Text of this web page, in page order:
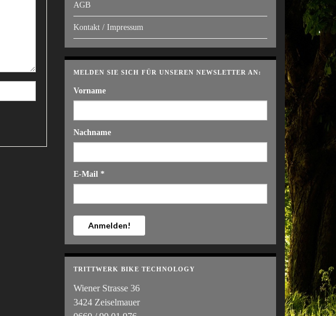
AGB
Kontakt / Impressum
MELDEN SIE SICH FÜR UNSEREN NEWSLETTER AN:
Vorname
Nachname
E-Mail *
TRITTWERK BIKE TECHNOLOGY
Wiener Strasse 36
3424 Zeiselmauer